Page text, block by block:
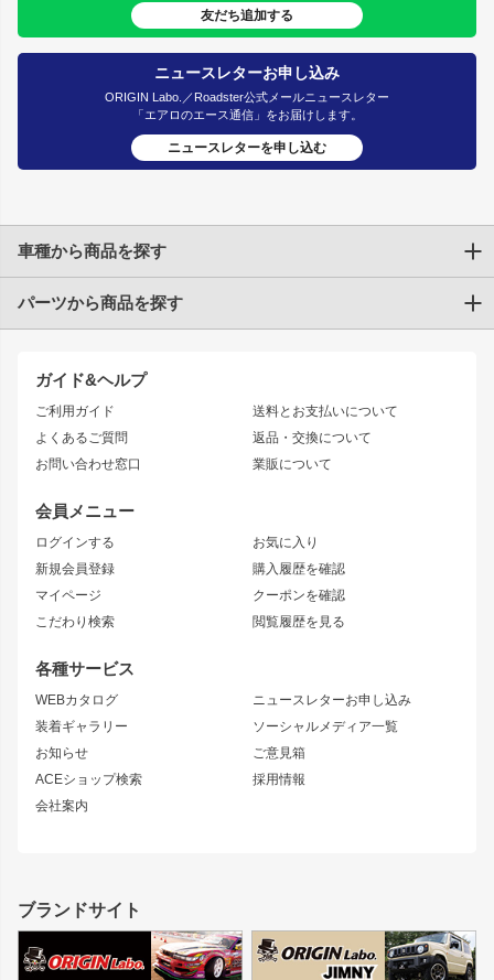
友だち追加する
ニュースレターお申し込み
ORIGIN Labo.／Roadster公式メールニュースレター
「エアロのエース通信」をお届けします。
ニュースレターを申し込む
ガイド&ヘルプ
ご利用ガイド
よくあるご質問
お問い合わせ窓口
送料とお支払いについて
返品・交換について
業販について
会員メニュー
ログインする
新規会員登録
マイページ
こだわり検索
お気に入り
購入履歴を確認
クーポンを確認
閲覧履歴を見る
各種サービス
WEBカタログ
装着ギャラリー
お知らせ
ACEショップ検索
会社案内
ニュースレターお申し込み
ソーシャルメディア一覧
ご意見箱
採用情報
車種から商品を探す
トヨタ
JZX90 CHASER
JZX110 MARK II
JZX100 MARK II
JZX90 MARK II
トレノ
マークX
アリスト
ソアラ
アルテッツァ
ニッサン
S15 シルビア
S14 シルビア 後期
S13 シルビア
180SX
シルエイティ
ワンビア
ローレル
セフィーロ
キャラバン
スズキ
GS350
SC
スバル 三菱
パーツから商品を探す
エアロシリーズ
ドリフトライン
風神
雷神
レーシングライン
アタックライン
ストリームライン
リアウイング
ジムニーパーツ
ホイール
MUD-S7
MUD-SR7
まつど家 鉄漢
ボンネット
フェンダー
サイドパーツ
リアゲート
メンテナンスパーツ
ブランドサイト